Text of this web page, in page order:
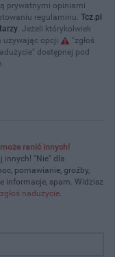
prywatnymi opiniami
regulaminu. Tcz.pl
. Jeżeli którykolwiek
używając opcji
"zgłoś
dostępnej pod
ranić innych!
innych! "Nie" dla
pomawianie, groźby,
informacje, spam. Widzisz
zgłoś nadużycie.